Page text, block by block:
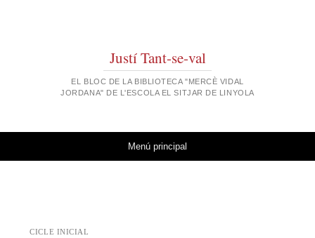
Justí Tant-se-val
EL BLOC DE LA BIBLIOTECA "MERCÈ VIDAL
JORDANA" DE L'ESCOLA EL SITJAR DE LINYOLA
Menú principal
CICLE INICIAL